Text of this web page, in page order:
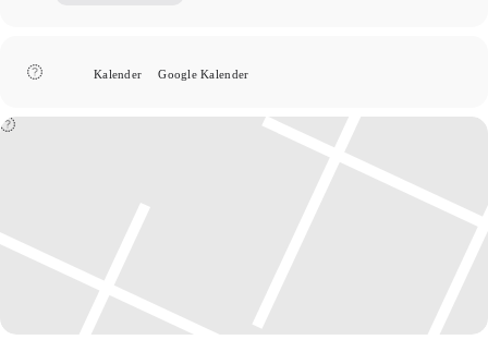
Kalender Google Kalender